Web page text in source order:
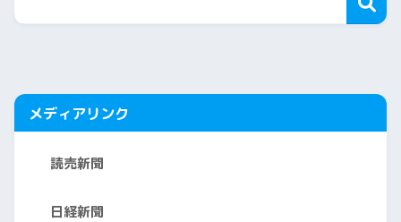
メディアリンク
読売新聞
日経新聞